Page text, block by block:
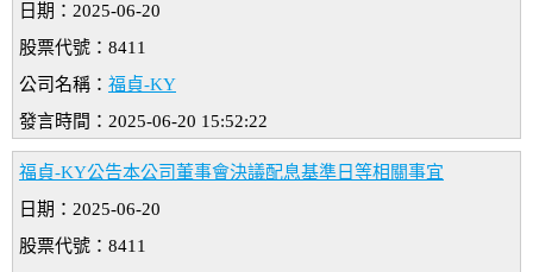
日期：2025-06-20
股票代號：8411
公司名稱： 福貞-KY
發言時間：2025-06-20 15:52:22
福貞-KY公告本公司董事會決議配息基準日等相關事宜
日期：2025-06-20
股票代號：8411